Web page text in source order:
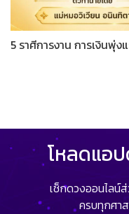
5 ราศีการงาน การเงินพุ่
โหลดแอ
เช็กดวงออนไลน์
ครบทุกศา